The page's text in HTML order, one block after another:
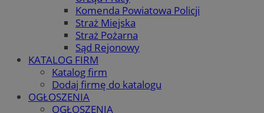
Komenda Powiatowa Policji
Straż Miejska
Straż Pożarna
Sąd Rejonowy
KATALOG FIRM
Katalog firm
Dodaj firmę do katalogu
OGŁOSZENIA
OGŁOSZENIA